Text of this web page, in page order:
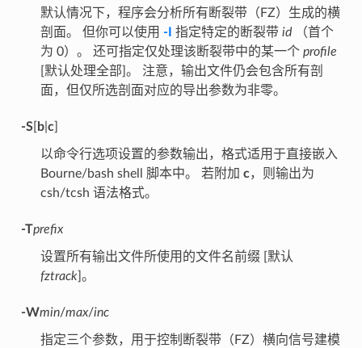
默认情况下，程序会分析所有断裂带（FZ）生成的横
剖面。 但你可以使用 -I 指定特定的断裂带 id（首个
为 0）。 还可指定仅处理该断裂带中的某一个 profile
[默认处理全部]。 注意，输出文件仍会包含所有剖
面，但仅所选剖面对应的导出参数为非零。
-S[ b| c]
以命令行选项设置的参数输出，格式适用于直接嵌入
Bourne/bash shell 脚本中。 若附加 c，则输出为
csh/tcsh 语法格式。
-Tprefix
设置所有输出文件所使用的文件名前缀 [默认
fztrack]。
-Wmin/max/inc
指定三个参数，用于控制断裂带（FZ）横向信号建模